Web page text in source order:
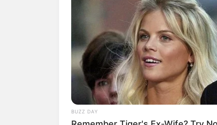
Selain suara yang merdu, parasnya
nama Khoirunnisa ini banyak disukai.
Baca juga:Biodata, Profil, dan
BUZZ DAY